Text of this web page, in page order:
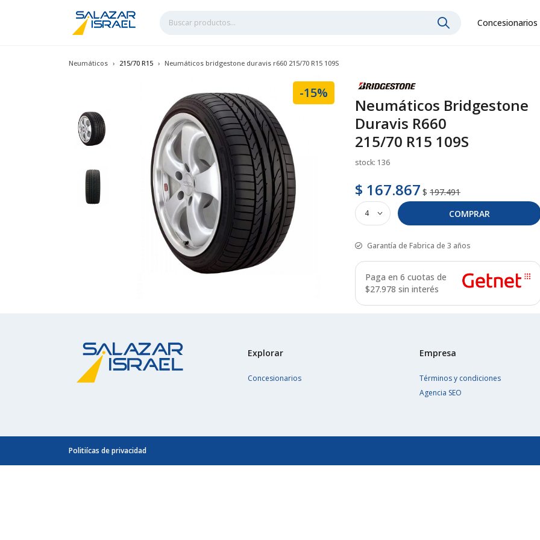
Concesionarios
Neumáticos 215/70 R15 Neumáticos bridgestone duravis r660 215/70 R15 109S
-15%
Neumáticos Bridgestone
Duravis R660
215/70 R15 109S
stock: 136
$ 167.867 $ 197.491
COMPRAR
Garantía de Fabrica de 3 años
Paga en 6 cuotas de
$27.978 sin interés
Explorar
Concesionarios
Empresa
Términos y condiciones
Agencia SEO
Politiícas de privacidad